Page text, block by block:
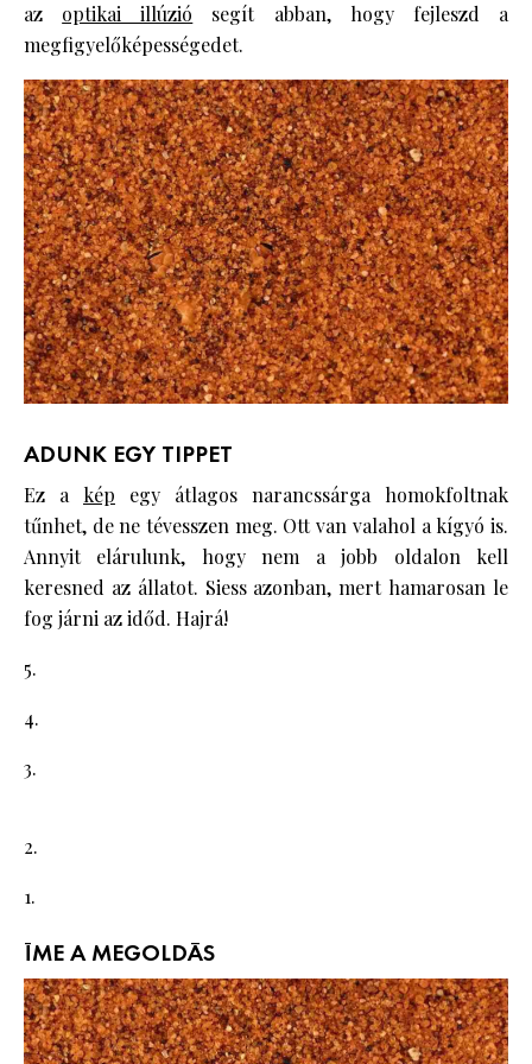
az optikai illúzió segít abban, hogy fejleszd a
megfigyelőképességedet.
ADUNK EGY TIPPET
Ez a kép egy átlagos narancssárga homokfoltnak
tűnhet, de ne tévesszen meg. Ott van valahol a kígyó is.
Annyit elárulunk, hogy nem a jobb oldalon kell
keresned az állatot. Siess azonban, mert hamarosan le
fog járni az időd. Hajrá!
5.
4.
3.
2.
1.
ÍME A MEGOLDÁS